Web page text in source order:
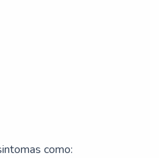
como: